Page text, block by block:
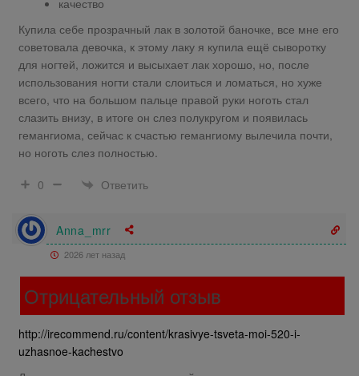
качество
Купила себе прозрачный лак в золотой баночке, все мне его
советовала девочка, к этому лаку я купила ещё сыворотку
для ногтей, ложится и высыхает лак хорошо, но, после
использования ногти стали слоиться и ломаться, но хуже
всего, что на большом пальце правой руки ноготь стал
слазить внизу, в итоге он слез полукругом и появилась
гемангиома, сейчас к счастью гемангиому вылечила почти,
но ноготь слез полностью.
0
Ответить
Anna_mrr
2026 лет назад
Отрицательный отзыв
http://irecommend.ru/content/krasivye-tsveta-moi-520-i-
uzhasnoe-kachestvo